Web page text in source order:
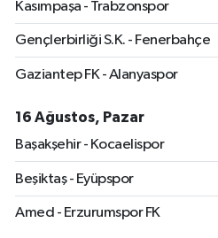
Kasımpaşa - Trabzonspor
Gençlerbirliği S.K. - Fenerbahçe
Gaziantep FK - Alanyaspor
16 Ağustos, Pazar
Başakşehir - Kocaelispor
Beşiktaş - Eyüpspor
Amed - Erzurumspor FK